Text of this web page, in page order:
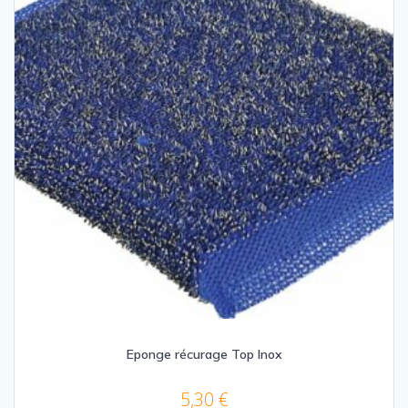
choisies
sur
la
page
du
produit
Eponge récurage Top Inox
5,30 €